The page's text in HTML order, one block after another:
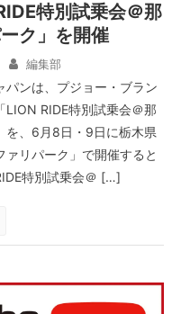
特別試乗会＠那
ク」を開催
編集部
パンは、プジョー・ブラン
LION RIDE特別試乗会＠那
を、6月8日・9日に栃木県
ァリパーク」で開催すると
特別試乗会＠ […]